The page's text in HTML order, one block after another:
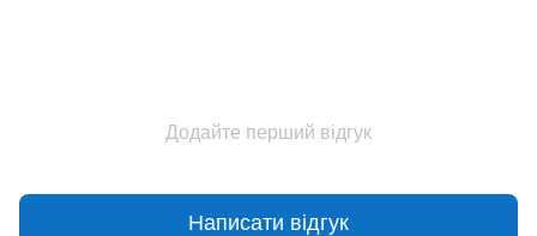
Додайте перший відгук
Написати відгук